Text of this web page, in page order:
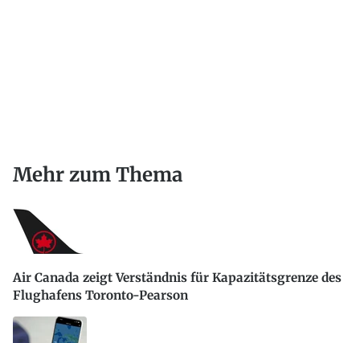
Mehr zum Thema
Air Canada zeigt Verständnis für Kapazitätsgrenze des
Flughafens Toronto-Pearson